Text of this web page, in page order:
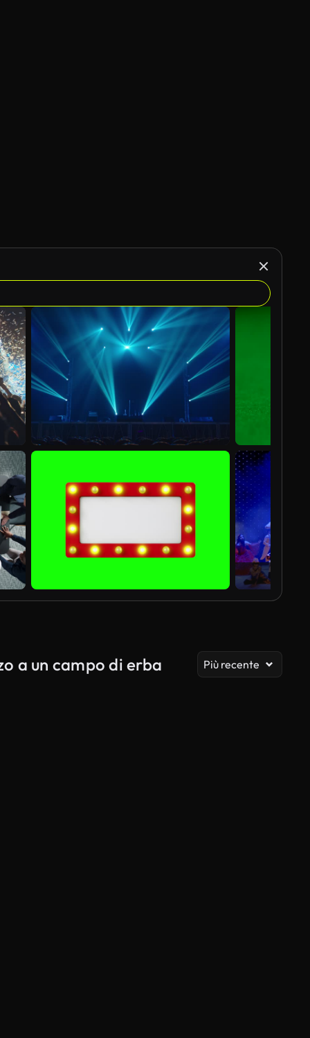
a un campo di erba Più recente